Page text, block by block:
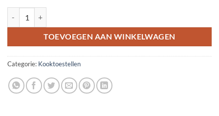
TOEVOEGEN AAN WINKELWAGEN
Categorie: Kooktoestellen